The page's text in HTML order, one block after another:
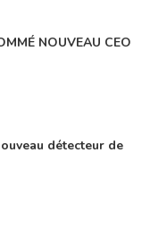
NOUVEAU CEO
détecteur de